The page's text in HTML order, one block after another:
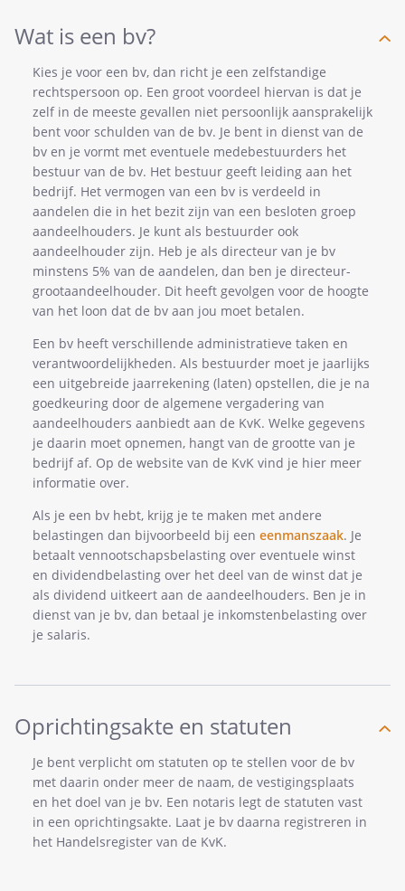
Wat is een bv?
Kies je voor een bv, dan richt je een zelfstandige
rechtspersoon op. Een groot voordeel hiervan is dat je
zelf in de meeste gevallen niet persoonlijk aansprakelijk
bent voor schulden van de bv. Je bent in dienst van de
bv en je vormt met eventuele medebestuurders het
bestuur van de bv. Het bestuur geeft leiding aan het
bedrijf. Het vermogen van een bv is verdeeld in
aandelen die in het bezit zijn van een besloten groep
aandeelhouders. Je kunt als bestuurder ook
aandeelhouder zijn. Heb je als directeur van je bv
minstens 5% van de aandelen, dan ben je directeur-
grootaandeelhouder. Dit heeft gevolgen voor de hoogte
van het loon dat de bv aan jou moet betalen.
Een bv heeft verschillende administratieve taken en
verantwoordelijkheden. Als bestuurder moet je jaarlijks
een uitgebreide jaarrekening (laten) opstellen, die je na
goedkeuring door de algemene vergadering van
aandeelhouders aanbiedt aan de KvK. Welke gegevens
je daarin moet opnemen, hangt van de grootte van je
bedrijf af. Op de website van de KvK vind je hier meer
informatie over.
Als je een bv hebt, krijg je te maken met andere
belastingen dan bijvoorbeeld bij een eenmanszaak. Je
betaalt vennootschapsbelasting over eventuele winst
en dividendbelasting over het deel van de winst dat je
als dividend uitkeert aan de aandeelhouders. Ben je in
dienst van je bv, dan betaal je inkomstenbelasting over
je salaris.
Oprichtingsakte en statuten
Je bent verplicht om statuten op te stellen voor de bv
met daarin onder meer de naam, de vestigingsplaats
en het doel van je bv. Een notaris legt de statuten vast
in een oprichtingsakte. Laat je bv daarna registreren in
het Handelsregister van de KvK.